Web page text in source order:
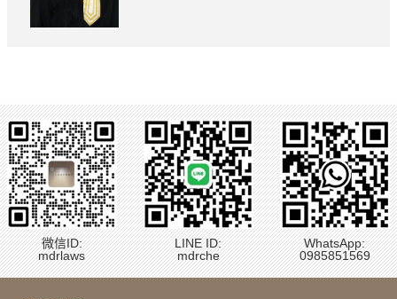
微信ID:
mdrlaws
LINE ID:
mdrche
WhatsApp:
0985851569